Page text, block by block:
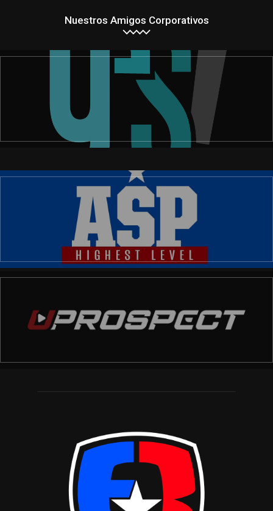
Nuestros Amigos Corporativos